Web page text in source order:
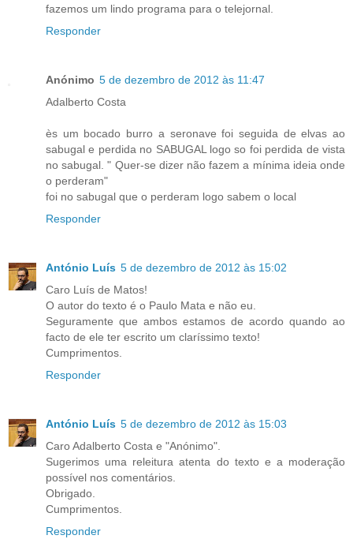
fazemos um lindo programa para o telejornal.
Responder
Anónimo 5 de dezembro de 2012 às 11:47
Adalberto Costa
ès um bocado burro a seronave foi seguida de elvas ao
sabugal e perdida no SABUGAL logo so foi perdida de vista
no sabugal. " Quer-se dizer não fazem a mínima ideia onde
o perderam"
foi no sabugal que o perderam logo sabem o local
Responder
António Luís 5 de dezembro de 2012 às 15:02
Caro Luís de Matos!
O autor do texto é o Paulo Mata e não eu.
Seguramente que ambos estamos de acordo quando ao
facto de ele ter escrito um claríssimo texto!
Cumprimentos.
Responder
António Luís 5 de dezembro de 2012 às 15:03
Caro Adalberto Costa e "Anónimo".
Sugerimos uma releitura atenta do texto e a moderação
possível nos comentários.
Obrigado.
Cumprimentos.
Responder